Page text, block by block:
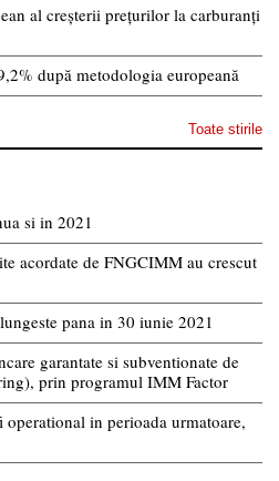
al creșterii prețurilor la carburanți
după metodologia europeană
Toate stirile
si in 2021
acordate de FNGCIMM au crescut
pana in 30 iunie 2021
garantate si subventionate de
prin programul IMM Factor
in perioada urmatoare,